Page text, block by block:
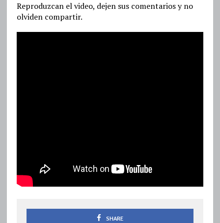
Reproduzcan el video, dejen sus comentarios y no
olviden compartir.
SHARE